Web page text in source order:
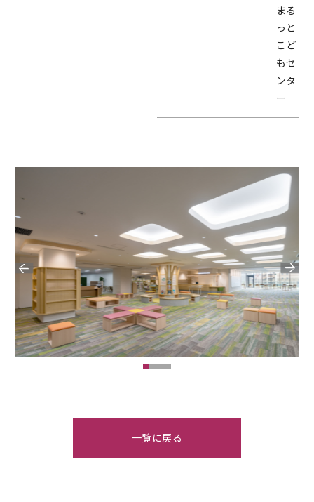
まる
っと
こど
もセ
ンタ
ー
一覧に戻る